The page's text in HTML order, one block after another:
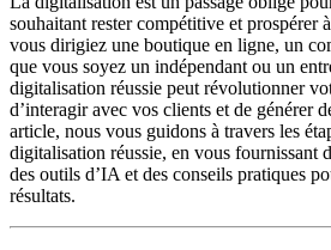
souhaitant rester compétitive et prospérer
vous dirigiez une boutique en ligne, un
que vous soyez un indépendant ou un
digitalisation réussie peut révolutionner
d’interagir avec vos clients et de générer
article, nous vous guidons à travers les
digitalisation réussie, en vous fournissant
des outils d’IA et des conseils pratiques
résultats.